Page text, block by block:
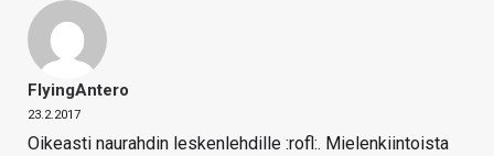
FlyingAntero
23.2.2017
Oikeasti naurahdin leskenlehdille :rofl:. Mielenkiintoista